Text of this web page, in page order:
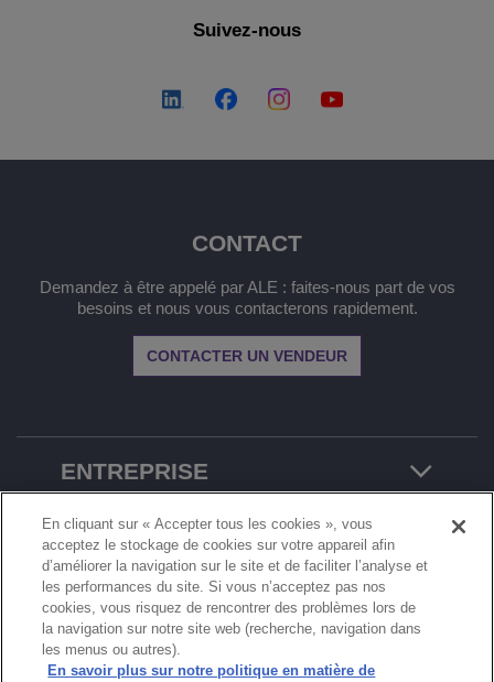
Suivez-nous
ENTREPRISE
CONTACT
Demandez à être appelé par ALE : faites-nous part de vos
besoins et nous vous contacterons rapidement.
CONTACTER UN VENDEUR
MENU
En cliquant sur « Accepter tous les cookies », vous
acceptez le stockage de cookies sur votre appareil afin
d’améliorer la navigation sur le site et de faciliter l’analyse et
les performances du site. Si vous n’acceptez pas nos
cookies, vous risquez de rencontrer des problèmes lors de
la navigation sur notre site web (recherche, navigation dans
les menus ou autres).
En savoir plus sur notre politique en matière de